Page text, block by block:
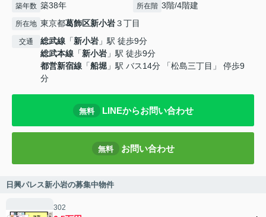
築年数 築38年 所在階 3階/4階建
所在地 東京都葛飾区新小岩３丁目
交通 総武線 「新小岩 」駅 徒歩9分
総武本線 「新小岩 」駅 徒歩9分
都営新宿線 「船堀 」駅 バス14分 「松島三丁目」 停歩9
分
無料 LINEからお問い合わせ
無料 お問い合わせ
日興パレス新小岩の募集中物件
302